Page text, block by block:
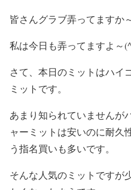
皆さんグラブ弄ってますか
私は今日も弄ってますよ～
さて、本日のミットはハイ
ミットです。
あまり知られていませんが
ャーミットは安いのに耐久
う指名買いも多いです。
そんな人気のミットですが